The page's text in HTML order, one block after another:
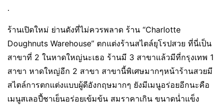
.
ร้านเปิดใหม่ ย่านดังที่ไม่ควรพลาด ร้าน “Charlotte
Doughnuts Warehouse” ตกแต่งร้านสไตล์ยุโรปสวย ที่นี่เป็น
สาขาที่ 2 ในหาดใหญ่นะเธอ ร้านมี 3 สาขาแล้วมีที่กรุงเทพ 1
สาขา หาดใหญ่อีก 2 สาขา สาขานี้พิเศษมากๆหน้าร้านสวยมี
สไตล์การตกแต่งแบบผู้ดีอังกฤษมากๆ ยังมีเมนูอร่อยอีกนะคือ
เมนูสเลอปี้ชาเย็นอร่อยเข้มข้น สมราคาเกิน ขนาดน่ำแข็ง